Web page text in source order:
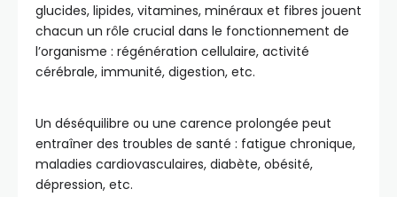
glucides, lipides, vitamines, minéraux et fibres jouent
chacun un rôle crucial dans le fonctionnement de
l’organisme : régénération cellulaire, activité
cérébrale, immunité, digestion, etc.
Un déséquilibre ou une carence prolongée peut
entraîner des troubles de santé : fatigue chronique,
maladies cardiovasculaires, diabète, obésité,
dépression, etc.